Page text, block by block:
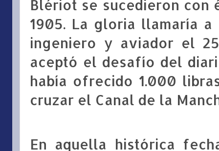
Blériot se sucedieron
1905. La gloria llamaría
ingeniero y aviador el
aceptó el desafío del
había ofrecido 1.000
cruzar el Canal de la
En aquella histórica